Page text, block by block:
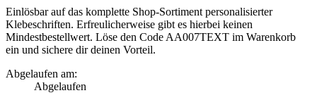
Einlösbar auf das komplette Shop-Sortiment personalisierter
Klebeschriften. Erfreulicherweise gibt es hierbei keinen
Mindestbestellwert. Löse den Code AA007TEXT im Warenkorb
ein und sichere dir deinen Vorteil.
Abgelaufen am:
Abgelaufen